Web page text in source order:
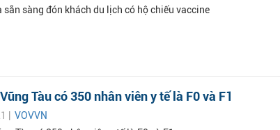
sẵn sàng đón khách du lịch có hộ chiếu vaccine
Tàu có 350 nhân viên y tế là F0 và F1
| VOVVN